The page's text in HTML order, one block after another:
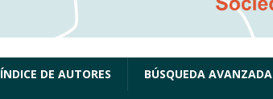
ÍNDICE DE AUTORES BÚSQUEDA AVANZADA